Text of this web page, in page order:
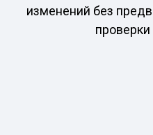
изменений без
проверки